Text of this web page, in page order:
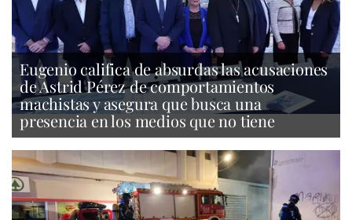
Eugenio califica de absurdas las acusaciones
de Astrid Pérez de comportamientos
machistas y asegura que busca una
presencia en los medios que no tiene